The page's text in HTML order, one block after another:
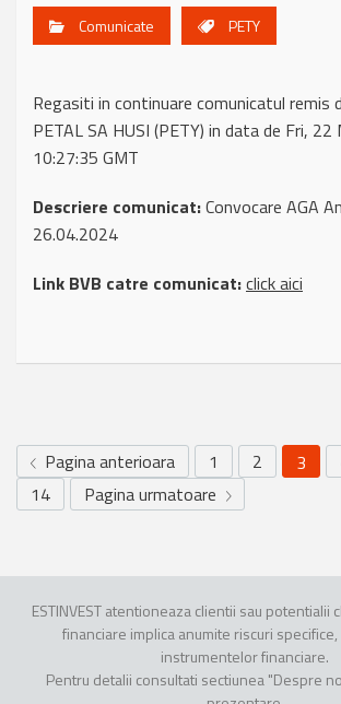
Comunicate PETY
Regasiti in continuare comunicatul remis
PETAL SA HUSI (PETY) in data de Fri,
10:27:35 GMT
Descriere comunicat:Convocare AGA
26.04.2024
Link BVB catre comunicat:click aici
Pagina anterioara 1 2 3
14
Pagina urmatoare
ESTINVEST atentioneaza clientii sau potentialii
financiare implica anumite riscuri
instrumentelor financiare.
Pentru detalii consultati sectiunea "Despre